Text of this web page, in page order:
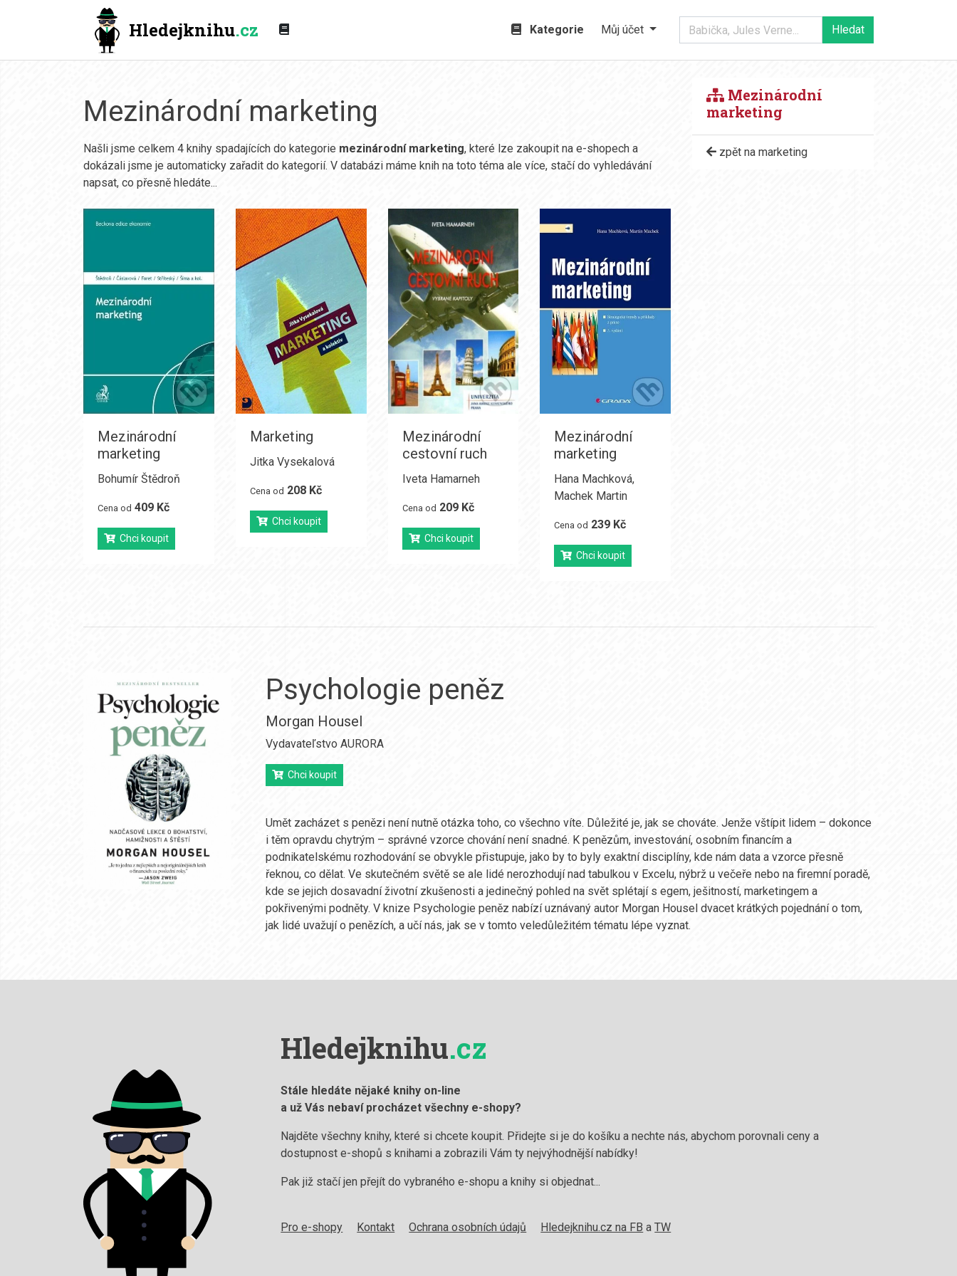
Hledejknihu.cz Kategorie Můj účet
Mezinárodní marketing
Našli jsme celkem 4 knihy spadajících do kategorie mezinárodní marketing, které lze zakoupit na e-shopech a
dokázali jsme je automaticky zařadit do kategorií. V databázi máme knih na toto téma ale více, stačí do vyhledávání
napsat, co přesně hledáte...
Mezinárodní
marketing
Bohumír Štědroň
Cena od 409 Kč
Chci koupit
Marketing
Jitka Vysekalová
Cena od 208 Kč
Chci koupit
Mezinárodní
cestovní ruch
Iveta Hamarneh
Cena od 209 Kč
Chci koupit
Mezinárodní
marketing
Hana Machková,
Machek Martin
Cena od 239 Kč
Chci koupit
Mezinárodní
marketing
zpět na marketing
Psychologie peněz
Morgan Housel
Vydavateľstvo AURORA
Chci koupit
Umět zacházet s penězi není nutně otázka toho, co všechno víte. Důležité je, jak se chováte. Jenže vštípit lidem – dokonce
i těm opravdu chytrým – správné vzorce chování není snadné. K penězům, investování, osobním financím a
podnikatelskému rozhodování se obvykle přistupuje, jako by to byly exaktní disciplíny, kde nám data a vzorce přesně
řeknou, co dělat. Ve skutečném světě se ale lidé nerozhodují nad tabulkou v Excelu, nýbrž u večeře nebo na firemní poradě,
kde se jejich dosavadní životní zkušenosti a jedinečný pohled na svět splétají s egem, ješitností, marketingem a
pokřivenými podněty. V knize Psychologie peněz nabízí uznávaný autor Morgan Housel dvacet krátkých pojednání o tom,
jak lidé uvažují o penězích, a učí nás, jak se v tomto veledůležitém tématu lépe vyznat.
Hledejknihu.cz
Stále hledáte nějaké knihy on-line
a už Vás nebaví procházet všechny e-shopy?
Najděte všechny knihy, které si chcete koupit. Přidejte si je do košíku a nechte nás, abychom porovnali ceny a
dostupnost e-shopů s knihami a zobrazili Vám ty nejvýhodnější nabídky!
Pak již stačí jen přejít do vybraného e-shopu a knihy si objednat...
Pro e-shopy Kontakt Ochrana osobních údajů Hledejknihu.cz na FB aTW